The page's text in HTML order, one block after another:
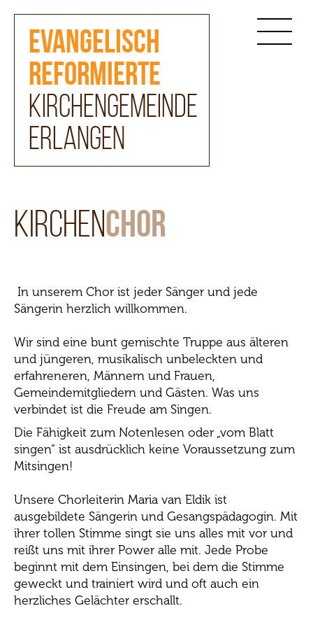
Evangelisch
reformierte
Kirchengemeinde
Erlangen
KirchenChor
In unserem Chor ist jeder Sänger und jede
Sängerin herzlich willkommen.
Wir sind eine bunt gemischte Truppe aus älteren
und jüngeren, musikalisch unbeleckten und
erfahreneren, Männern und Frauen,
Gemeindemitgliedern und Gästen. Was uns
verbindet ist die Freude am Singen.
Die Fähigkeit zum Notenlesen oder „vom Blatt
singen“ ist ausdrücklich keine Voraussetzung zum
Mitsingen!
Unsere Chorleiterin Maria van Eldik ist
ausgebildete Sängerin und Gesangspädagogin. Mit
ihrer tollen Stimme singt sie uns alles mit vor und
reißt uns mit ihrer Power alle mit. Jede Probe
beginnt mit dem Einsingen, bei dem die Stimme
geweckt und trainiert wird und oft auch ein
herzliches Gelächter erschallt.